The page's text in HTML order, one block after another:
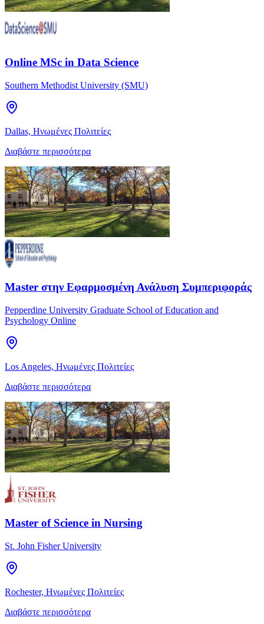
Online MSc in Data Science
Southern Methodist University (SMU)
Dallas, Ηνωμένες Πολιτείες
Διαβάστε περισσότερα
Master στην Εφαρμοσμένη Ανάλυση Συμπεριφοράς
Pepperdine University Graduate School of Education and
Psychology Online
Los Angeles, Ηνωμένες Πολιτείες
Διαβάστε περισσότερα
Master of Science in Nursing
St. John Fisher University
Rochester, Ηνωμένες Πολιτείες
Διαβάστε περισσότερα